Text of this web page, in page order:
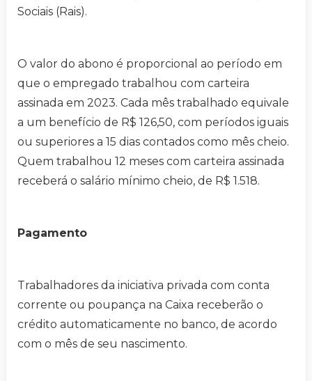
Sociais (Rais).
O valor do abono é proporcional ao período em
que o empregado trabalhou com carteira
assinada em 2023. Cada mês trabalhado equivale
a um benefício de R$ 126,50, com períodos iguais
ou superiores a 15 dias contados como mês cheio.
Quem trabalhou 12 meses com carteira assinada
receberá o salário mínimo cheio, de R$ 1.518.
Pagamento
Trabalhadores da iniciativa privada com conta
corrente ou poupança na Caixa receberão o
crédito automaticamente no banco, de acordo
com o mês de seu nascimento.